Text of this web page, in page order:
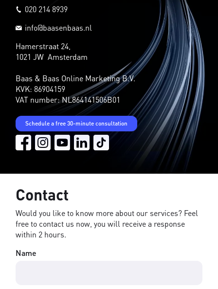
020 214 8939
info@baasenbaas.nl
Hamerstraat 24,
1021 JW Amsterdam
Baas & Baas Online Marketing B.V.
KVK: 86904159
VAT number: NL864141506B01
Schedule a free 30-minute consultation
Contact
Would you like to know more about our services? Feel
free to contact us now, you will receive a response
within 2 hours.
Name